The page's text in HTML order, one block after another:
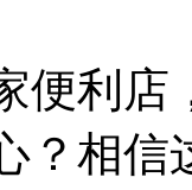
便利店
？相